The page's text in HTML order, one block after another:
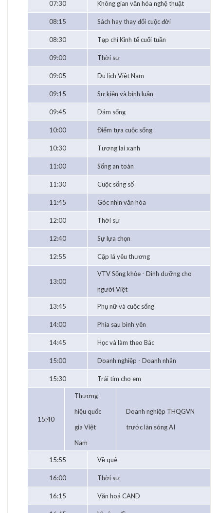
07:30 Không gian văn hóa nghệ thuật
08:15 Sách hay thay đổi cuộc đời
08:30 Tạp chí Kinh tế cuối tuần
09:00 Thời sự
09:05 Du lịch Việt Nam
09:15 Sự kiện và bình luận
09:45 Dám sống
10:00 Điểm tựa cuộc sống
10:30 Tương lai xanh
11:00 Sống an toàn
11:30 Cuộc sống số
11:45 Góc nhìn văn hóa
12:00 Thời sự
12:40 Sự lựa chọn
12:55 Cặp lá yêu thương
13:00
VTV Sống khỏe - Dinh dưỡng cho
người Việt
13:45 Phụ nữ và cuộc sống
14:00 Phía sau bình yên
14:45 Học và làm theo Bác
15:00 Doanh nghiệp - Doanh nhân
15:30 Trái tim cho em
15:40
Thương
hiệu quốc
gia Việt
Nam
Doanh nghiệp THQGVN
trước làn sóng AI
15:55 Về quê
16:00 Thời sự
16:15 Văn hoá CAND